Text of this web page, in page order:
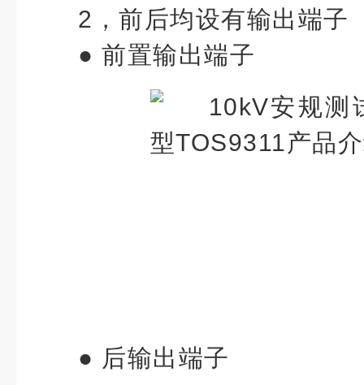
2， 前后均设有输出端子
● 前置输出端子
● 后输出端子